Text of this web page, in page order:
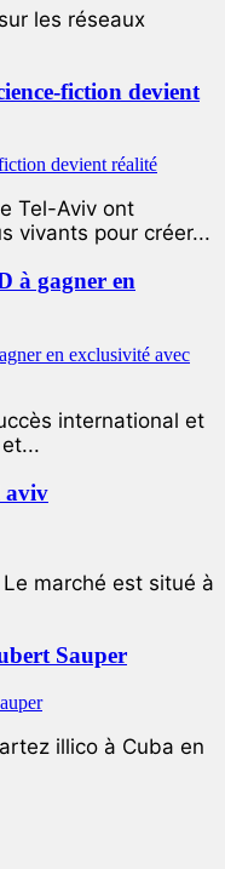
les réseaux
fiction devient
Tel-Aviv ont
vivants pour créer...
à gagner en
international et
aviv
marché est situé à
Sauper
illico à Cuba en